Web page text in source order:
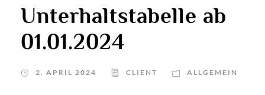
Unterhaltstabelle ab
01.01.2024
2. APRIL 2024 CLIENT ALLGEMEIN